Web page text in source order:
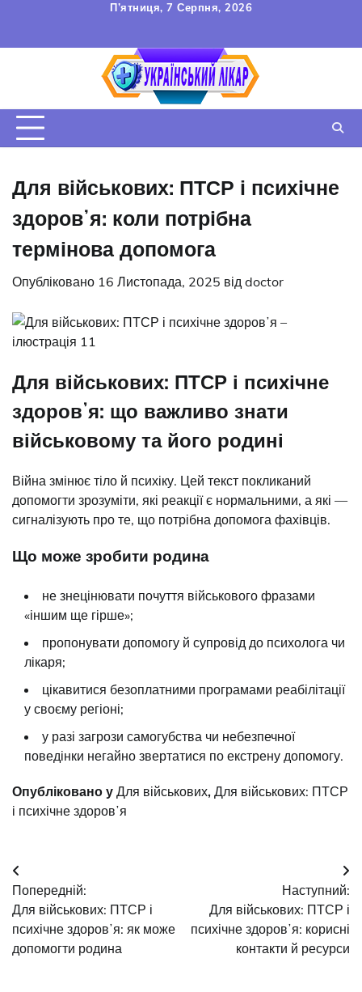
вмісту
П’ятниця, 7 Серпня, 2026
КОРИСТУВАЧА
Для військових: ПТСР і психічне
здоровʼя: коли потрібна
термінова допомога
Опубліковано 16 Листопада, 2025 від doctor
Для військових: ПТСР і психічне
здоровʼя: що важливо знати
військовому та його родині
Війна змінює тіло й психіку. Цей текст покликаний
допомогти зрозуміти, які реакції є нормальними, а які —
сигналізують про те, що потрібна допомога фахівців.
Що може зробити родина
не знецінювати почуття військового фразами
«іншим ще гірше»;
пропонувати допомогу й супровід до психолога чи
лікаря;
цікавитися безоплатними програмами реабілітації
у своєму регіоні;
у разі загрози самогубства чи небезпечної
поведінки негайно звертатися по екстрену допомогу.
Опубліковано у Для військових, Для військових: ПТСР
і психічне здоровʼя
Навігація
записів
Попередній:
Для військових: ПТСР і
психічне здоровʼя: як може
допомогти родина
Наступний:
Для військових: ПТСР і
психічне здоровʼя: корисні
контакти й ресурси